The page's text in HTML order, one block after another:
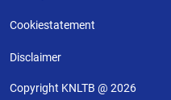
Cookiestatement
Disclaimer
Copyright KNLTB @ 2026